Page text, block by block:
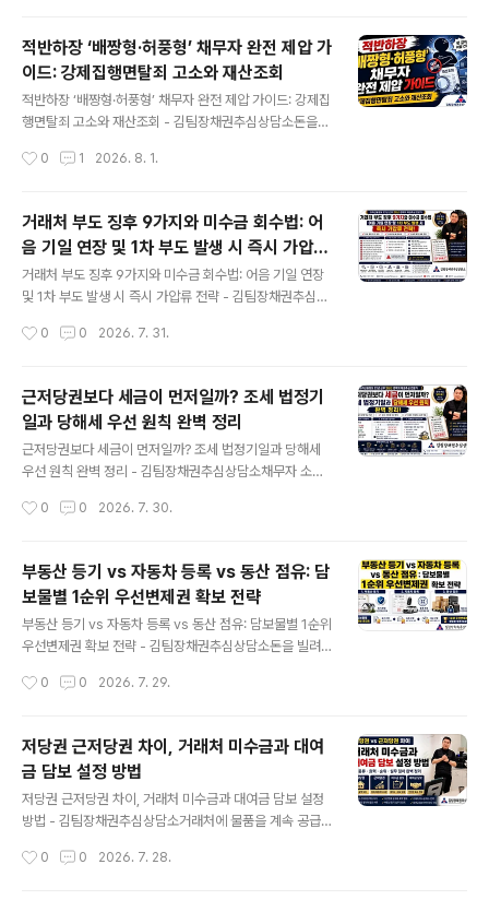
리기 위해 형식상 소유권만 지인에게 넘긴 사실이 드러나
기도 합니다.이때 계약에 문제가 있다는 이유만으로 모두
무효가 되는 것은 아닙니다.통정허위표시는 원칙적으로 무
효이지만, 사기와 착오로 체결한 계약은 취소권자가 취소
해야 효력이 사라집니다. 계약 목적물이 제3자에게 넘어갔
다.I. 무효와 취소는 계약의 출발점부터 다릅니다무효인 계
소..
적반하장 ‘배짱형·허풍형’ 채무자 완전 제압 가
이드: 강제집행면탈죄 고소와 재산조회
적반하장 ‘배짱형·허풍형’ 채무자 완전 제압 가이드: 강제집
행면탈죄 고소와 재산조회 - 김팀장채권추심상담소돈을
려 큰소리를 칩니다.“돈이 없으니 마음대로 하세요.”“그 정
는 감정부터 상합니다. 그러나 배짱형 채무자 대처법은 더
큰 목소리로 맞서는 데 있지 않습니다. 채권자료를 갖추고
재산을 보전한 뒤, 집행 가능한 문서를 확보하는 순서로 움
직여야 합니다.제목에서 말하는 제압도 협박이나 망신주기
를 뜻하지 않습니다. 채무자가 법적 책임을 피하지 못하도
아가는 과정입니다.I. 큰소리와 실제 지급능력은 따로 봐야
0 1 2026. 8. 1.
거래처 부도 징후 9가지와 미수금 회수법: 어
음 기일 연장 및 1차 부도 발생 시 즉시 가압류
전략
거래처 부도 징후 9가지와 미수금 회수법: 어음 기일 연장
및 1차 부도 발생 시 즉시 가압류 전략 - 김팀장채권추심상
거래한 채권자는 쉽게 거절하지 못합니다. 이번 고비만 넘
다. 어음 만기가 조금씩 길어지고 결제 시간이 늦어지다가,
어느 날 다른 회사가 발행한 어음을 내밀고 결국 미수금 전
체가 묶이는 식으로 진행됐습니다.I. 어음 만기 연장은 단순
한 부탁으로 끝나지 않습니다정상적으로 돌아가던 거래처
을 요구한다면 현금 흐름부터 확인해야 합니다.기존 어음
0 0 2026. 7. 31.
근저당권보다 세금이 먼저일까? 조세 법정기
일과 당해세 우선 원칙 완벽 정리
근저당권보다 세금이 먼저일까? 조세 법정기일과 당해세
우선 원칙 완벽 정리 - 김팀장채권추심상담소채무자 소유
납됐다는 사실을 알게 되면 채권자는 불안해집니다.국가가
모든 조세채권이 담보권보다 우선하는 것은 아닙니다.부동
산 경매에서 근저당권과 세금의 순위를 판단할 때는 근저
당권 설정등기일과 조세 법정기일을 비교해야 합니다.다만
경매 부동산 자체에 부과된 당해세는 일반 세금과 다른 기
준이 적용되며, 주택 임차보증금이 함께 존재하면 배당관
기간이 있었습니다과거 국세기본법은 저당권보다 세금이
0 0 2026. 7. 30.
부동산 등기 vs 자동차 등록 vs 동산 점유: 담
보물별 1순위 우선변제권 확보 전략
부동산 등기 vs 자동차 등록 vs 동산 점유: 담보물별 1순위
우선변제권 확보 전략 - 김팀장채권추심상담소돈을 빌려
동차, 기계, 귀금속이나 예금을 담보로 받는 경우가 있습니
계약서까지 작성하면 채권이 안전하게 보호된다고 생각하
기 쉽습니다.그러나 담보의 종류에 맞는 공시방법을 갖추
지 않으면 다른 채권자보다 먼저 변제받을 수 있는 담보권
이 성립하지 않거나, 제3자에게 그 권리를 주장하지 못할
수 있습니다.부동산은 등기, 자동차와 건설기계는 등록, 일
나 임대차보증금 같은 채권에는 제3채무자에 대한 통지 또
0 0 2026. 7. 29.
저당권 근저당권 차이, 거래처 미수금과 대여
금 담보 설정 방법
저당권 근저당권 차이, 거래처 미수금과 대여금 담보 설정
방법 - 김팀장채권추심상담소거래처에 물품을 계속 공급
성하는 경우가 많습니다.상대방이 정상적으로 결제할 때는
0 0 2026. 7. 28.